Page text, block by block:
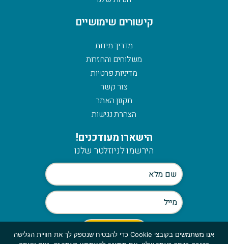
קישורים שימושיים
מדריך מידות
משלוחים והחזרות
מדיניות פרטיות
צור קשר
תקנון האתר
הצהרת נגישות
הישארו מעודכנים!
הירשמו לניוזלטר שלנו
אנו משתמשים בקובצי Cookie כדי להבטיח שנספק לך את חוויית הגלישה